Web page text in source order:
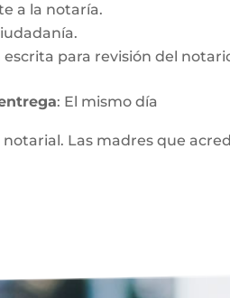
a la notaría.
escrita para revisión del
: El mismo día
Las madres que